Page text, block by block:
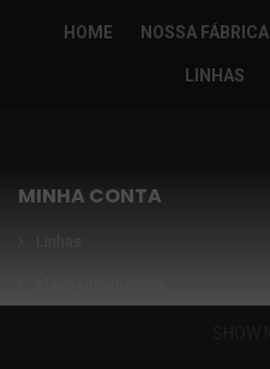
HOME NOSSA FÁBRICA
LINHAS
MINHA CONTA